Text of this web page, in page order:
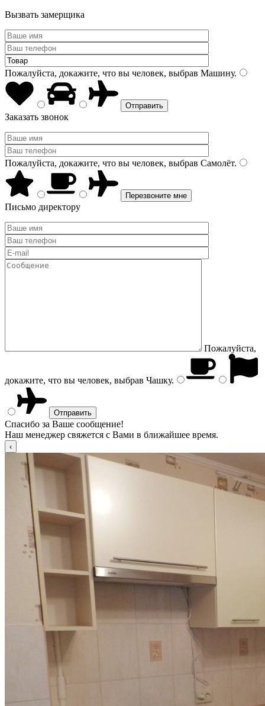
Вызвать замерщика
Пожалуйста, докажите, что вы человек, выбрав Машину.
Заказать звонок
Пожалуйста, докажите, что вы человек, выбрав Самолёт.
Письмо директору
Пожалуйста,
докажите, что вы человек, выбрав Чашку.
Спасибо за Ваше сообщение!
Наш менеджер свяжется с Вами в ближайшее время.